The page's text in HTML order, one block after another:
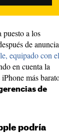
a los
de
equipado con el
en cuenta la
más
de
podría